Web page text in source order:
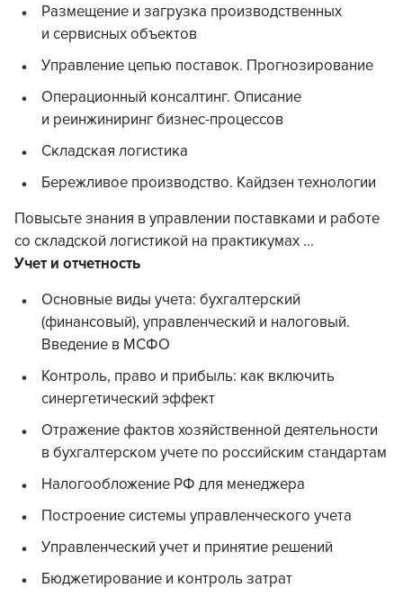
Размещение и загрузка производственных
и сервисных объектов
Управление цепью поставок. Прогнозирование
Операционный консалтинг. Описание
и реинжиниринг бизнес-процессов
Складская логистика
Бережливое производство. Кайдзен технологии
Повысьте знания в управлении поставками и работе
со складской логистикой на практикумах ...
Учет и отчетность
Основные виды учета: бухгалтерский
(финансовый), управленческий и налоговый.
Введение в МСФО
Контроль, право и прибыль: как включить
синергетический эффект
Отражение фактов хозяйственной деятельности
в бухгалтерском учете по российским стандартам
Налогообложение РФ для менеджера
Построение системы управленческого учета
Управленческий учет и принятие решений
Бюджетирование и контроль затрат